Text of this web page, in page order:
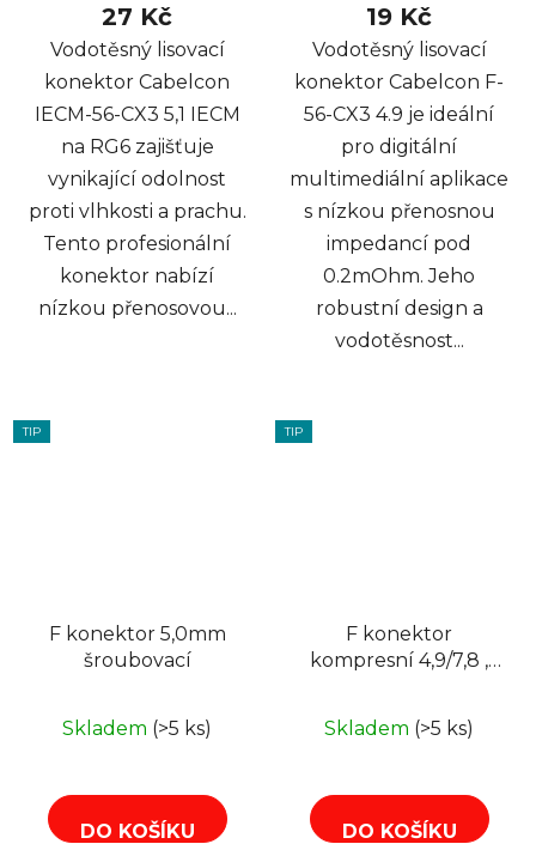
27 Kč
Vodotěsný lisovací
konektor Cabelcon
IECM-56-CX3 5,1 IECM
na RG6 zajišťuje
vynikající odolnost
proti vlhkosti a prachu.
Tento profesionální
konektor nabízí
nízkou přenosovou...
19 Kč
Vodotěsný lisovací
konektor Cabelcon F-
56-CX3 4.9 je ideální
pro digitální
multimediální aplikace
s nízkou přenosnou
impedancí pod
0.2mOhm. Jeho
robustní design a
vodotěsnost...
TIP
F konektor 5,0mm
šroubovací
Skladem (>5 ks)
DO KOŠÍKU
TIP
F konektor
kompresní 4,9/7,8 ,
Skladem (>5 ks)
DO KOŠÍKU